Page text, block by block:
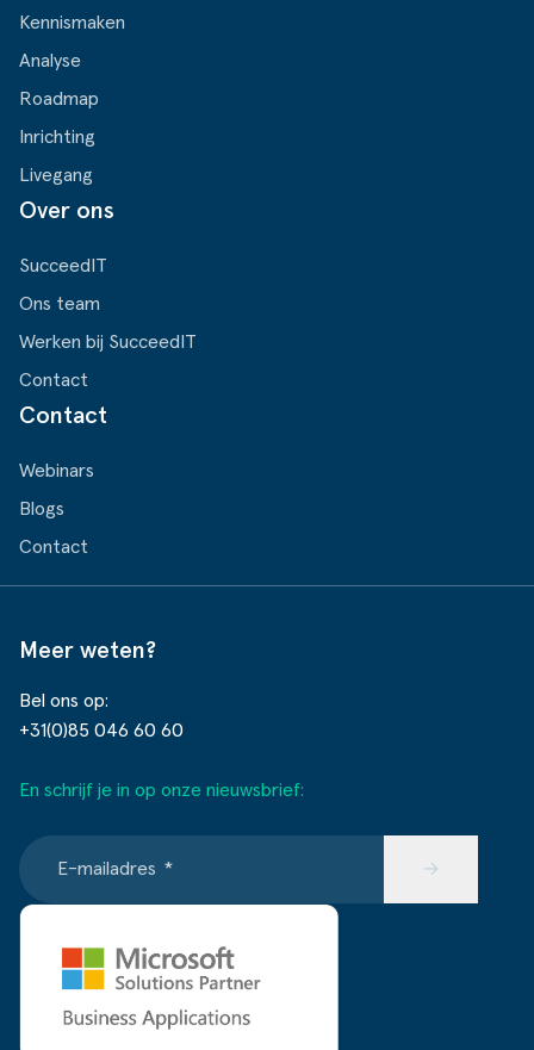
Kennismaken
Analyse
Roadmap
Inrichting
Livegang
Over ons
SucceedIT
Ons team
Werken bij SucceedIT
Contact
Contact
Webinars
Blogs
Contact
Meer weten?
Bel ons op:
+31(0)85 046 60 60
En schrijf je in op onze nieuwsbrief:
E-mailadres * →